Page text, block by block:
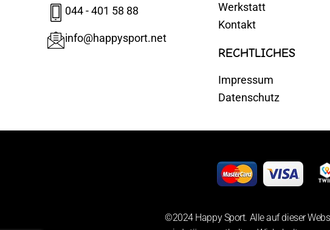
044 - 401 58 88
info@happysport.net
Werkstatt
Kontakt
RECHTLICHES
Impressum
Datenschutz
©2024 Happy Sport. Alle auf dieser